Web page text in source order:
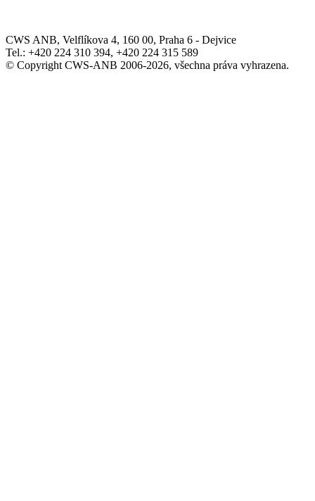
CWS ANB, Velflíkova 4, 160 00, Praha 6 - Dejvice
Tel.: +420 224 310 394, +420 224 315 589
© Copyright CWS-ANB 2006-2026, všechna práva vyhrazena.